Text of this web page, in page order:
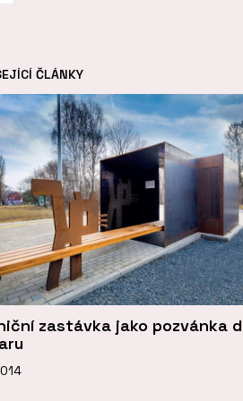
ČLÁNKY
zastávka jako pozvánka